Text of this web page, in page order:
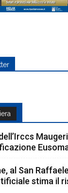
al San
stima il